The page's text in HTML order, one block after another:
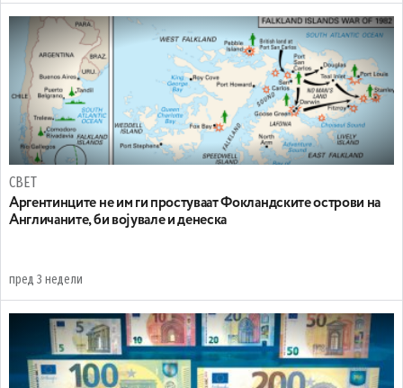
СВЕТ
Аргентинците не им ги простуваат Фокландските острови на
Англичаните, би војувале и денеска
пред 3 недели